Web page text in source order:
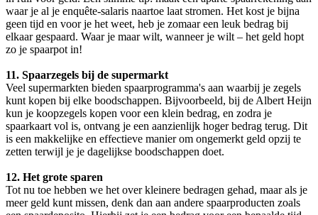
waar je al je enquête-salaris naartoe laat stromen. Het kost je bijna
geen tijd en voor je het weet, heb je zomaar een leuk bedrag bij
elkaar gespaard. Waar je maar wilt, wanneer je wilt – het geld hopt
zo je spaarpot in!
11. Spaarzegels bij de supermarkt
Veel supermarkten bieden spaarprogramma's aan waarbij je zegels
kunt kopen bij elke boodschappen. Bijvoorbeeld, bij de Albert Heijn
kun je koopzegels kopen voor een klein bedrag, en zodra je
spaarkaart vol is, ontvang je een aanzienlijk hoger bedrag terug. Dit
is een makkelijke en effectieve manier om ongemerkt geld opzij te
zetten terwijl je je dagelijkse boodschappen doet.
12. Het grote sparen
Tot nu toe hebben we het over kleinere bedragen gehad, maar als je
meer geld kunt missen, denk dan aan andere spaarproducten zoals